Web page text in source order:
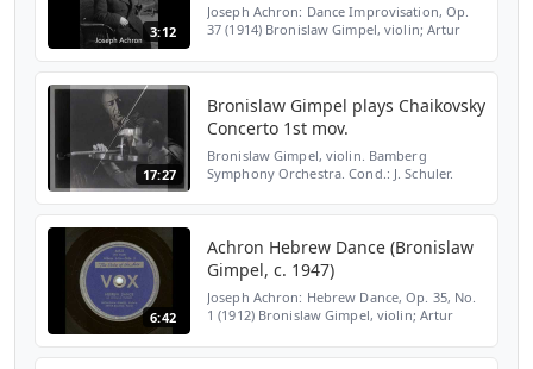
3:12
Joseph Achron: Dance Improvisation, Op.
37 (1914) Bronislaw Gimpel, violin; Artur
17:27
Bronislaw Gimpel plays Chaikovsky
Concerto 1st mov.
Bronislaw Gimpel, violin. Bamberg
Symphony Orchestra. Cond.: J. Schuler.
6:42
Achron Hebrew Dance (Bronislaw
Gimpel, c. 1947)
Joseph Achron: Hebrew Dance, Op. 35, No.
1 (1912) Bronislaw Gimpel, violin; Artur